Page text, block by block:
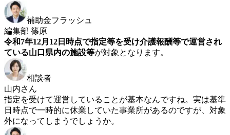
補助金フラッシュ
編集部 篠原
令和7年12月12日時点で指定等を受け介護報酬等で運営され
ている山口県内の施設等が対象となります。
相談者
山内さん
指定を受けて運営していることが基本なんですね。実は基準
日時点で一時的に休業していた事業所があるのですが、対象
外になってしまうでしょうか。